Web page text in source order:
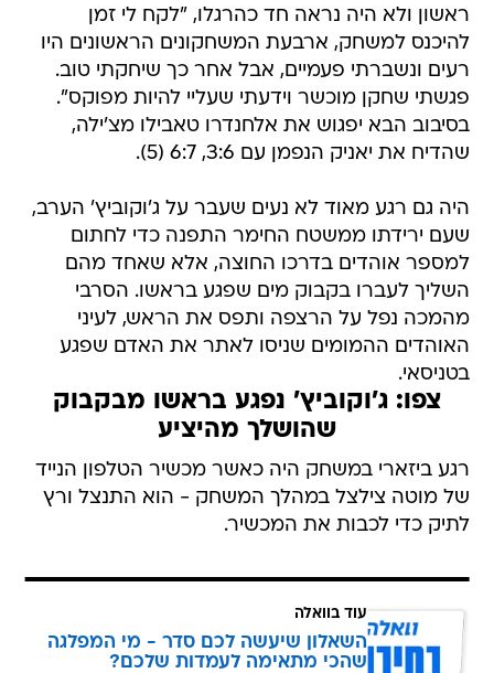
ראשון ולא היה נראה חד כהרגלו, "לקח לי זמן
להיכנס למשחק, ארבעת המשחקונים הראשונים היו
רעים ונשברתי פעמיים, אבל אחר כך שיחקתי טוב.
פגשתי שחקן מוכשר וידעתי שעליי להיות מפוקס".
בסיבוב הבא יפגוש את אלחנדרו טאבילו מצ'ילה,
שהדיח את יאניק הנפמן עם 3:6, 6:7 (5).
היה גם רגע מאוד לא נעים שעבר על ג'וקוביץ' הערב,
שעם ירידתו ממשטח החימר התפנה כדי לחתום
למספר אוהדים בדרכו החוצה, אלא שאחד מהם
השליך לעברו בקבוק מים שפגע בראשו. הסרבי
מהמכה נפל על הרצפה ותפס את הראש, לעיני
האוהדים ההמומים שניסו לאתר את האדם שפגע
בטניסאי.
צפו: ג'וקוביץ' נפגע בראשו מבקבוק
שהושלך מהיציע
רגע ביזארי במשחק היה כאשר מכשיר הטלפון הנייד
של מוטה צילצל במהלך המשחק - הוא התנצל ורץ
לתיק כדי לכבות את המכשיר.
עוד בוואלה
השאלון שיעשה לכם סדר - מי המפלגה
שהכי מתאימה לעמדות שלכם?